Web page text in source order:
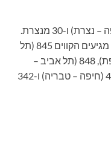
לצומת המוביל, מדרום לנקודת הסיום, מגיעים הקווים 845 (תל
אביב – ק. שמונה), 846 (תל אביב – צפת), 848 (תל אביב –
כרמיאל), 836 (תל אביב – טבריה), 430 (חיפה – טבריה) ו-342